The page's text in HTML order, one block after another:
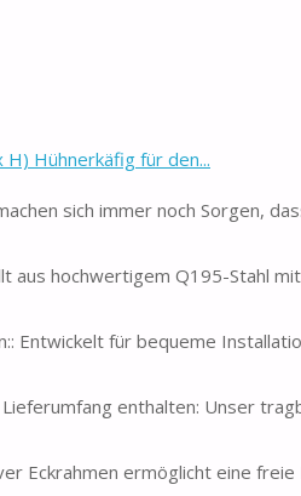
Hühnerkäfig für den...
sich immer noch Sorgen,
aus hochwertigem Q195-Stahl
Entwickelt für bequeme
enthalten: Unser
Eckrahmen ermöglicht eine